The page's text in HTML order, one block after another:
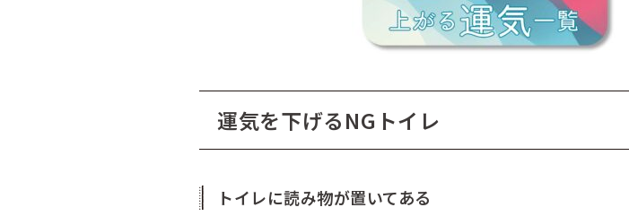
運気を下げるNGトイレ
トイレに読み物が置いてある